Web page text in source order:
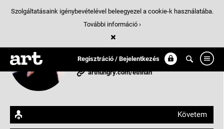
Regisztráció / Bejelentkezés
ethnan
Budapest, Magyarország
arthungry.com/ethnan
Követem
Szolgáltatásaink igénybevételével beleegyezel a cookie-k használatába.
További információ ›